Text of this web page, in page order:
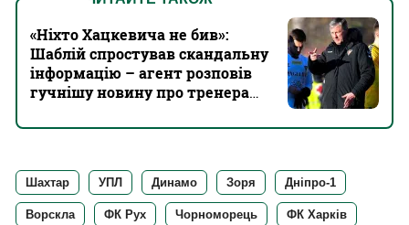
«Ніхто Хацкевича не бив»:
Шаблій спростував скандальну
інформацію – агент розповів
гучнішу новину про тренера
Шахтар УПЛ Динамо Зоря Дніпро-1
Ворскла ФК Рух Чорноморець ФК Харків